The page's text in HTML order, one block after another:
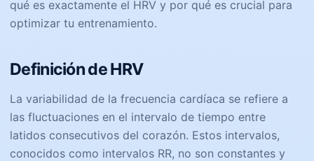
qué es exactamente el HRV y por qué es crucial para
optimizar tu entrenamiento.
Definición de HRV
La variabilidad de la frecuencia cardíaca se refiere a
las fluctuaciones en el intervalo de tiempo entre
latidos consecutivos del corazón. Estos intervalos,
conocidos como intervalos RR, no son constantes y